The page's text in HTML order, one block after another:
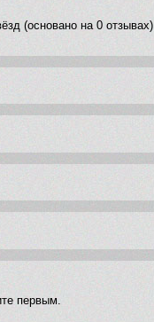
(основано на 0 отзывах)
первым.